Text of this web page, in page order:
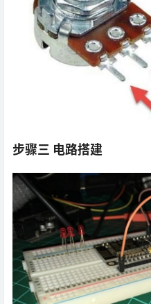
步骤三 电路搭建